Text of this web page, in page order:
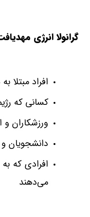
گرانولا انرژی
افراد مبتلا
کسانی که
ورزشکاران و
دانشجویان و
افرادی که
می‌دهند